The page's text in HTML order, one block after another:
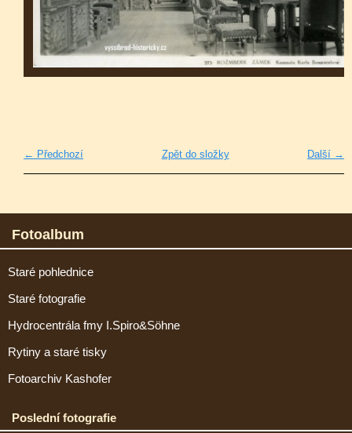
← Předchozí Další →
Zpět do složky
Fotoalbum
Staré pohlednice
Staré fotografie
Hydrocentrála fmy I.Spiro&Söhne
Rytiny a staré tisky
Fotoarchiv Kashofer
Poslední fotografie